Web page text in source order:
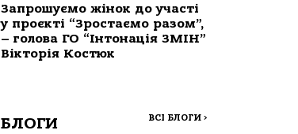
Запрошуємо жінок до участі
у проєкті “Зростаємо разом”,
– голова ГО “Інтонація ЗМІН”
Вікторія Костюк
БЛОГИ ВСІ БЛОГИ >